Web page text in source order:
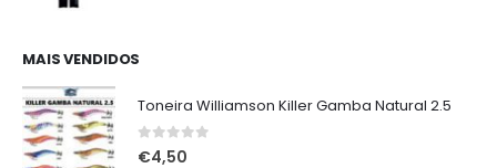
MAIS VENDIDOS
Toneira Williamson Killer Gamba Natural 2.5
0out of 5
€4,50